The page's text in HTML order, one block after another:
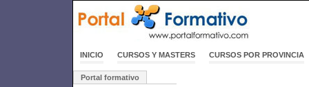
INICIO CURSOS Y MASTERS CURSOS POR PROVINCIA
Portal formativo